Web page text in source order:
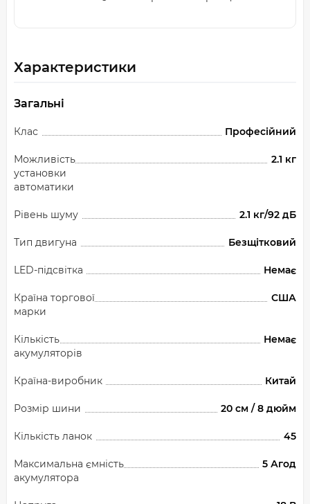
Характеристики
Загальні
Клас Професійний
Можливість
установки
автоматики
2.1 кг
Рівень шуму 2.1 кг/92 дБ
Тип двигуна Безщітковий
LED-підсвітка Немає
Країна торгової
марки
США
Кількість
акумуляторів
Немає
Країна-виробник Китай
Розмір шини 20 см / 8 дюйм
Кількість ланок 45
Максимальна ємність
акумулятора
5 Агод